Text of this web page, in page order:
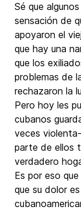
Sé que
sensación de
apoyaron el
que hay una
que los
problemas de
rechazaron la
Pero hoy les
cubanos
veces
parte de ellos
verdadero
Es por eso
que su dolor